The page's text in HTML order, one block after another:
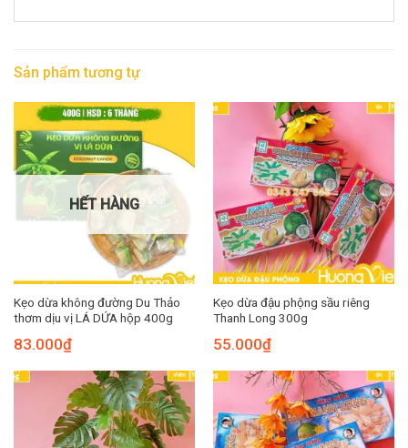
Sản phẩm tương tự
HẾT HÀNG
Kẹo dừa không đường Du Thảo
thơm dịu vị LÁ DỨA hộp 400g
83.000₫
Kẹo dừa đậu phộng sầu riêng
Thanh Long 300g
55.000₫